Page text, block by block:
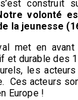
construit
volonté
la jeunesse
met en avant
et durable des
les
Ces acteurs
Europe !